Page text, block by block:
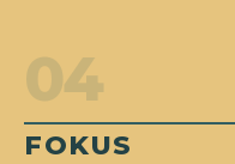
04
FOKUS